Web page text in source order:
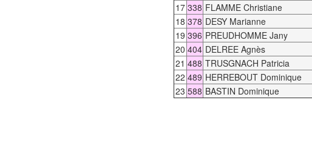
17 338 FLAMME Christiane
18 378 DESY Marianne
19 396 PREUDHOMME Jany
20 404 DELREE Agnès
21 488 TRUSGNACH Patricia
22 489 HERREBOUT Dominique
23 588 BASTIN Dominique